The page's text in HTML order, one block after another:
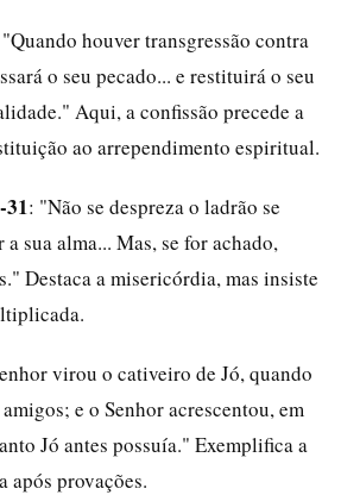
houver transgressão contra
o seu pecado... e restituirá o seu
Aqui, a confissão precede a
ao arrependimento espiritual.
31: "Não se despreza o ladrão se
sua alma... Mas, se for achado,
Destaca a misericórdia, mas insiste
virou o cativeiro de Jó, quando
e o Senhor acrescentou, em
Jó antes possuía." Exemplifica a
provações.